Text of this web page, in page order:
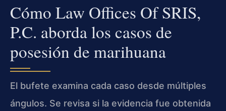
Cómo Law Offices Of SRIS,
P.C. aborda los casos de
posesión de marihuana
El bufete examina cada caso desde múltiples
ángulos. Se revisa si la evidencia fue obtenida